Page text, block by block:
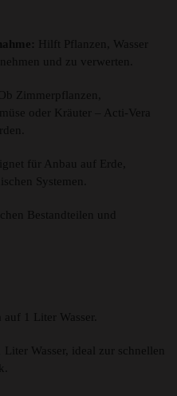
Hilft Pflanzen, Wasser
und zu verwerten.
Zimmerpflanzen,
oder Kräuter – Acti-Vera
für Anbau auf Erde,
Systemen.
Bestandteilen und
1 Liter Wasser.
Wasser, ideal zur schnellen